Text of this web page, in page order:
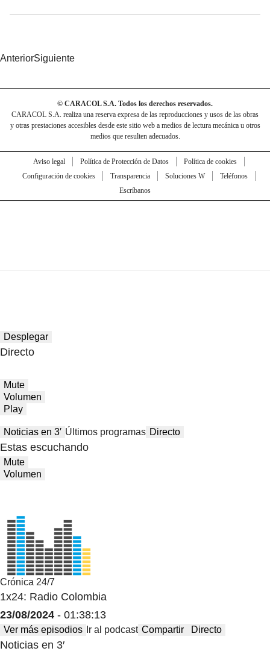
AnteriorSiguiente
© CARACOL S.A. Todos los derechos reservados.
CARACOL S.A. realiza una reserva expresa de las reproducciones y usos de las obras
y otras prestaciones accesibles desde este sitio web a medios de lectura mecánica u otros
medios que resulten adecuados.
Aviso legal Política de Protección de Datos
Política de cookies
Configuración de cookies
Transparencia Soluciones W
Teléfonos
Escríbanos
Desplegar
Directo
Mute
Volumen
Play
Noticias en 3′ Últimos programas Directo
Estas escuchando
Mute
Volumen
Crónica 24/7
1x24: Radio Colombia
23/08/2024 - 01:38:13
Ver más episodios Ir al podcast Compartir Directo
Noticias en 3′